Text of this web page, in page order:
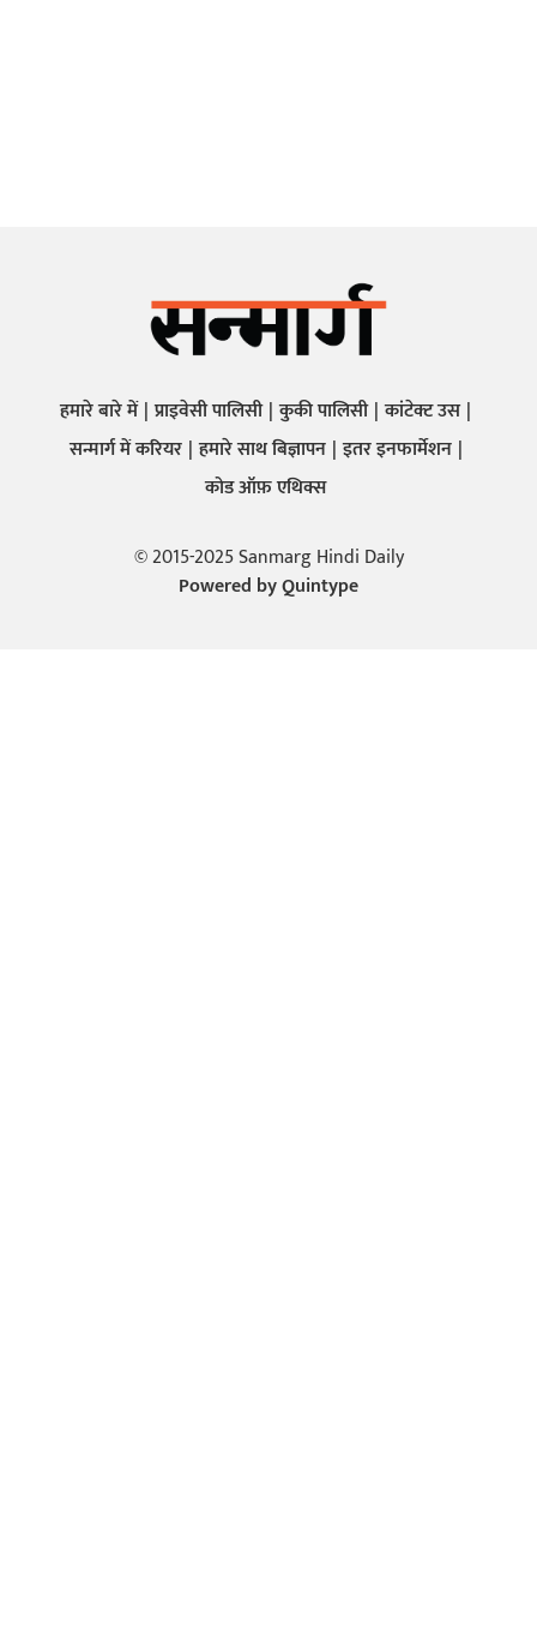
हमारे बारे में प्राइवेसी पालिसी कुकी पालिसी कांटेक्ट उस
सन्मार्ग में करियर हमारे साथ बिज्ञापन इतर इनफार्मेशन
कोड ऑफ़ एथिक्स
© 2015-2025 Sanmarg Hindi Daily
Powered byQuintype